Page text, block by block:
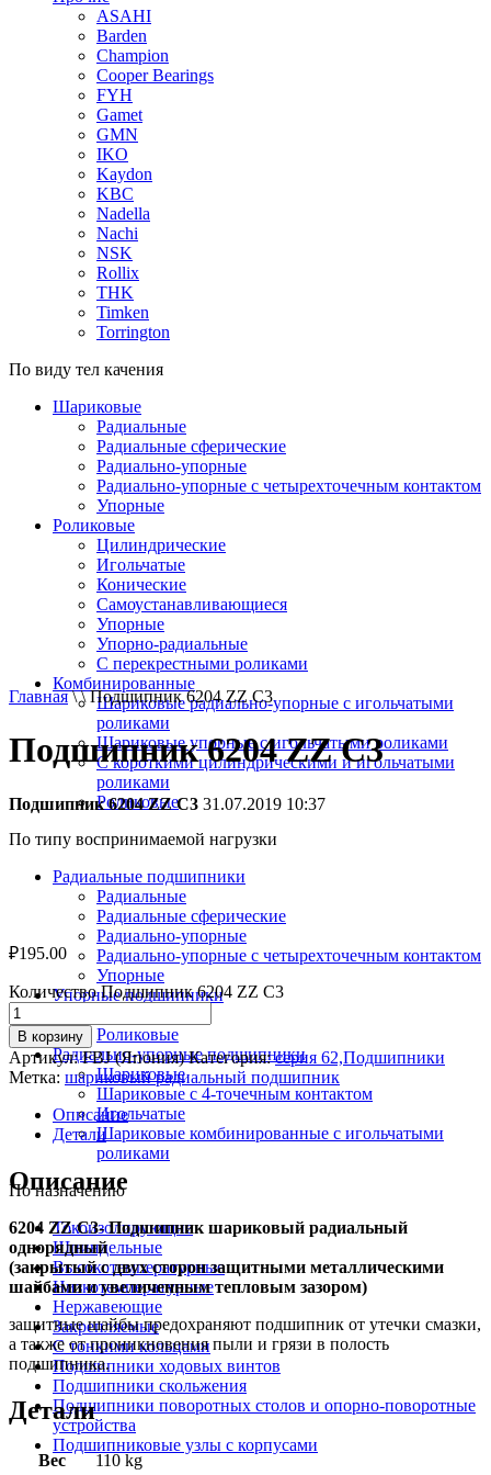
ASAHI
Barden
Champion
Cooper Bearings
FYH
Gamet
GMN
IKO
Kaydon
KBC
Nadella
Nachi
NSK
Rollix
THK
Timken
Torrington
По виду тел качения
Шариковые
Радиальные
Радиальные сферические
Радиально-упорные
Радиально-упорные с четырехточечным контактом
Упорные
Роликовые
Цилиндрические
Игольчатые
Конические
Самоустанавливающиеся
Упорные
Упорно-радиальные
C перекрестными роликами
Комбинированные
Шариковые радиально-упорные с игольчатыми
роликами
Шариковые упорные с игольчатыми роликами
С короткими цилиндрическими и игольчатыми
роликами
Роликовые
По типу воспринимаемой нагрузки
Радиальные подшипники
Радиальные
Радиальные сферические
Радиально-упорные
Радиально-упорные с четырехточечным контактом
Упорные
Упорные подшипники
Роликовые
Радиально-упорные подшипники
Шариковые
Шариковые с 4-точечным контактом
Игольчатые
Шариковые комбинированные с игольчатыми
роликами
По назначению
Токоизолирующие
Шпиндельные
Высокотемпературные
Низкотемпературные
Нержавеющие
Закрепляемые
С тонкими кольцами
Подшипники ходовых винтов
Подшипники скольжения
Подшипники поворотных столов и опорно-поворотные
устройства
Подшипниковые узлы с корпусами
Главная\ \ Подшипник 6204 ZZ C3
Подшипник 6204 ZZ C3
Подшипник 6204 ZZ C3 31.07.2019 10:37
₽195.00
Количество Подшипник 6204 ZZ C3
В корзину
Артикул:FBJ (Япония) Категория:серия 62,Подшипники
Метка: шариковый радиальный подшипник
Описание
Детали
Описание
6204 ZZ C3- Подшипник шариковый радиальный
однорядный
(закрытый с двух сторон защитными металлическими
шайбами и увеличенным тепловым зазором)
защитные шайбы предохраняют подшипник от утечки смазки,
а также от проникновения пыли и грязи в полость
подшипника.
Детали
Вес
110 kg